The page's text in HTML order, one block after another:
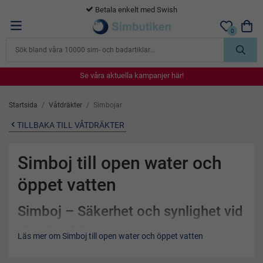
365 dagars öppet köp
0
Se våra aktuella kampanjer här!
Se våra aktuella kampanjer här!
Se våra aktuella kampanjer här!
Se våra aktuella kampanjer här!
Startsida / Våtdräkter / Simbojar
TILLBAKA TILL VÅTDRÄKTER
Simboj till open water och
öppet vatten
Simboj – Säkerhet och synlighet vid
simning i öppet vatten
Läs mer om Simboj till open water och öppet vatten